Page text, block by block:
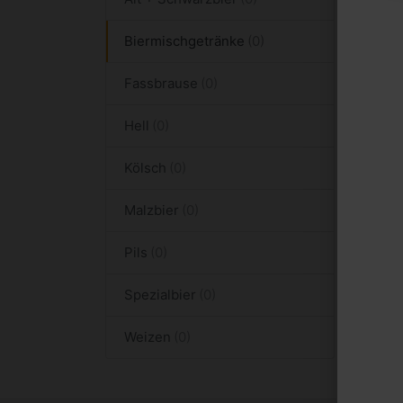
Biermischgetränke
Fassbrause
Hell
Kölsch
Malzbier
Pils
Spezialbier
Weizen